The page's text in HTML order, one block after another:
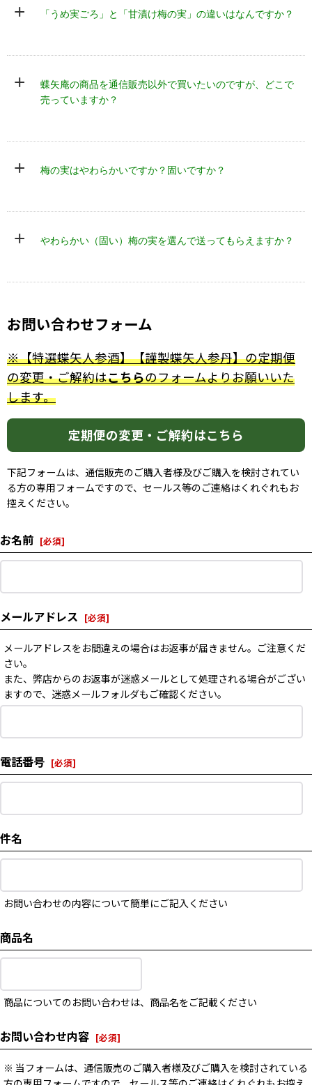
+ 「うめ実ごろ」と「甘漬け梅の実」の違いはなんですか？
うめ実ごろ 甘漬け梅の実
梅酒に入った梅の実
梅の産地
和歌山
和歌山
※製造日よ
1年半 半年
+
蝶矢庵の商品を通信販売以外で買いたいのですが、どこで
売っていますか？
+ 梅の実はやわらかいですか？固いですか？
+ やわらかい（固い）梅の実を選んで送ってもらえますか？
お問い合わせフォーム
※【特選蝶矢人参酒】【謹製蝶矢人参丹】の定期便
の変更・ご解約はこちらのフォームよりお願いいた
します。
定期便の変更・ご解約はこちら
下記フォームは、通信販売のご購入者様及びご購入を検討されてい
る方の専用フォームですので、セールス等のご連絡はくれぐれもお
控えください。
お名前 [必須]
メールアドレス [必須]
メールアドレスをお間違えの場合はお返事が届きません。ご注意くだ
さい。
また、弊店からのお返事が迷惑メールとして処理される場合がござい
ますので、迷惑メールフォルダもご確認ください。
電話番号 [必須]
件名
お問い合わせの内容について簡単にご記入ください
商品名
商品についてのお問い合わせは、商品名をご記載ください
お問い合わせ内容 [必須]
※ 当フォームは、通信販売のご購入者様及びご購入を検討されている